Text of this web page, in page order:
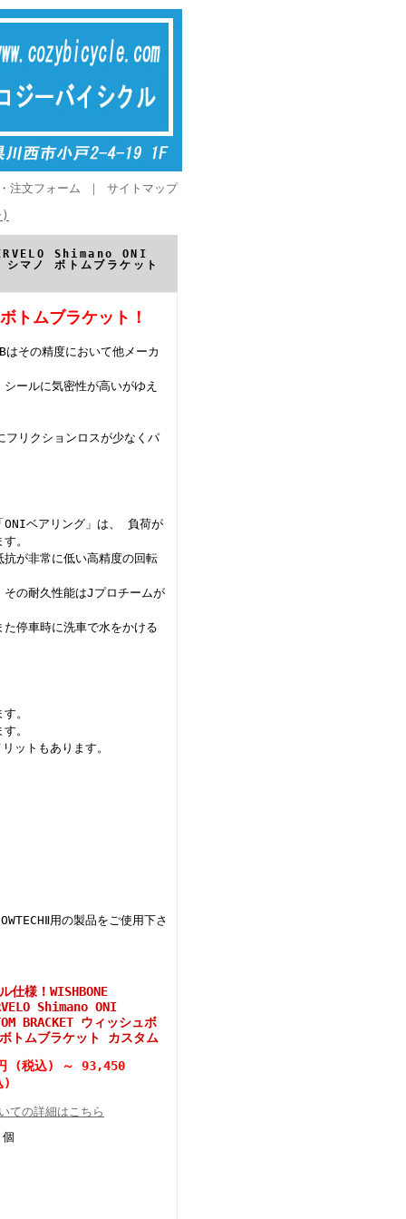
注文フォーム ｜ サイトマップ
)
Shimano ONI
マノ ボトムブラケット
トムブラケット！
はその精度において他メーカ
ールに気密性が高いがゆえ
フリクションロスが少なくパ
ONIベアリング」は、 負荷が
。
が非常に低い高精度の回転
の耐久性能はJプロチームが
停車時に洗車で水をかける
。
。
ットもあります。
用の製品をご使用下さ
仕様！WISHBONE
Shimano ONI
BRACKET ウィッシュボ
トムブラケット カスタム
(税込)
～
93,450
)
ての詳細はこちら